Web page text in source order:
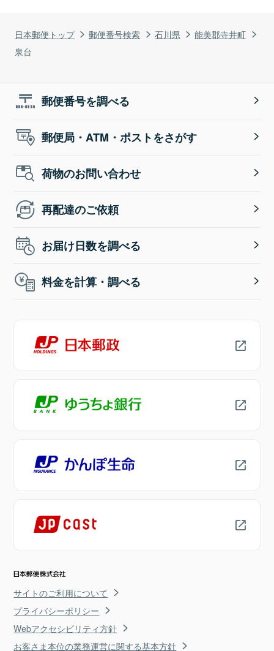
日本郵便トップ 郵便番号検索 石川県
能美郡寺井町
泉台
郵便番号を調べる
郵便局・ATM・ポストをさがす
荷物のお問い合わせ
再配達のご依頼
お届け日数を調べる
料金を計算・調べる
サイトのご利用について
プライバシーポリシー
Webアクセシビリティ方針
お客さま本位の業務運営に関する基本方針